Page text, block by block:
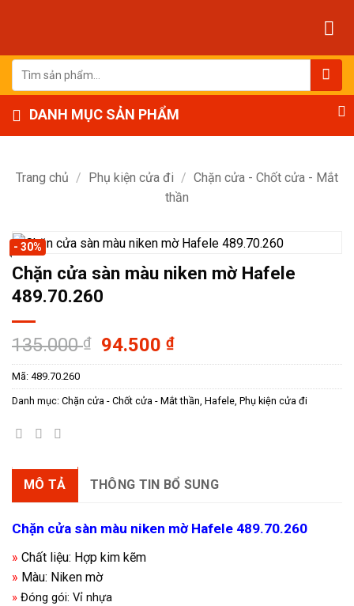
dung
Tìm
kiếm:
DANH MỤC SẢN PHẨM
Trang chủ / Phụ kiện cửa đi / Chặn cửa - Chốt cửa - Mắt
thần
- 30%
Chặn cửa sàn màu niken mờ Hafele
489.70.260
135.000₫
Giá
gốc
135.000 ₫.
94.500₫Giá
hiện
là:
Mã: 489.70.260
Danh mục: Chặn cửa - Chốt cửa - Mắt thần Hafele Phụ kiện cửa đi
MÔ TẢ THÔNG TIN BỔ SUNG
Chặn cửa sàn màu niken mờ Hafele 489.70.260
» Chất liệu: Hợp kim kẽm
» Màu: Niken mờ
» Đóng gói: Vỉ nhựa